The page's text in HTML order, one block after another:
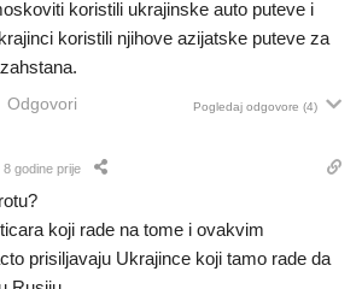
koristili ukrajinske auto puteve i
koristili njihove azijatske puteve za
Odgovori Pogledaj odgovore (4)
8 godine prije
koji rade na tome i ovakvim
prisiljavaju Ukrajince koji tamo rade da